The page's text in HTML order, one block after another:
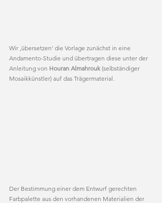
Wir ‚übersetzen‘ die Vorlage zunächst in eine
Andamento-Studie und übertragen diese unter der
Anleitung von Houran Almahrouk (selbständiger
Mosaikkünstler) auf das Trägermaterial.
Der Bestimmung einer dem Entwurf gerechten
Farbpalette aus den vorhandenen Materialien der